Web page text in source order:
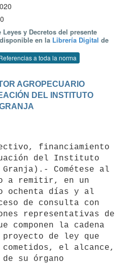
y Decretos del presente
en la Librería Digital de
a toda la norma
AGROPECUARIO
DEL INSTITUTO
del Instituto
Cométese al
a remitir, en un
ochenta días y al
de consulta con
representativas de
componen la cadena
de ley que
el alcance,
su órgano